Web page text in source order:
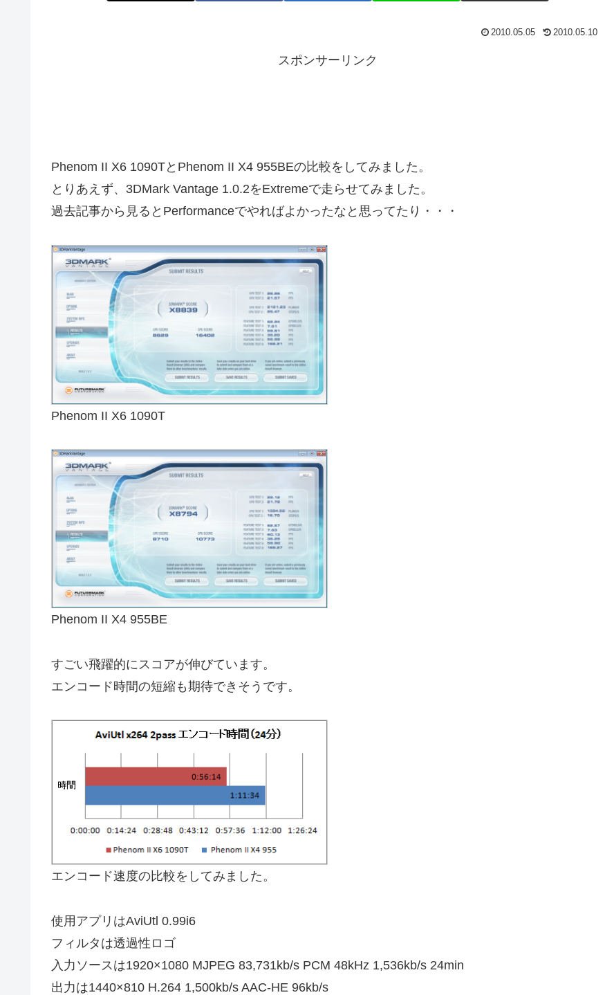
2010.05.05 2010.05.10
スポンサーリンク
Phenom II X6 1090TとPhenom II X4 955BEの比較をしてみました。
とりあえず、3DMark Vantage 1.0.2をExtremeで走らせてみました。
過去記事から見るとPerformanceでやればよかったなと思ってたり・・・
Phenom II X6 1090T
Phenom II X4 955BE
すごい飛躍的にスコアが伸びています。
エンコード時間の短縮も期待できそうです。
エンコード速度の比較をしてみました。
使用アプリはAviUtl 0.99i6
フィルタは透過性ロゴ
入力ソースは1920×1080 MJPEG 83,731kb/s PCM 48kHz 1,536kb/s 24min
出力は1440×810 H.264 1,500kb/s AAC-HE 96kb/s